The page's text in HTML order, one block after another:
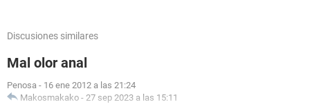
Discusiones similares
Mal olor anal
Penosa - 16 ene 2012 a las 21:24
Makosmakako - 27 sep 2023 a las 15:11